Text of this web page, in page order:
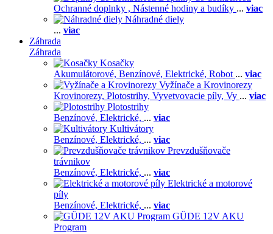
Ochranné doplnky , Nástenné hodiny a budíky ... viac
Náhradné diely
... viac
Záhrada
Záhrada
Kosačky
Akumulátorové, Benzínové, Elektrické, Robot ... viac
Vyžínače a Krovinorezy
Krovinorezy, Plotostrihy, Vyvetvovacie píly, Vy ... viac
Plotostrihy
Benzínové, Elektrické, ... viac
Kultivátory
Benzínové, Elektrické, ... viac
Prevzdušňovače
trávnikov
Benzínové, Elektrické, ... viac
Elektrické a motorové
píly
Benzínové, Elektrické, ... viac
GÜDE 12V AKU
Program